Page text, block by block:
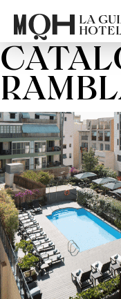
LA